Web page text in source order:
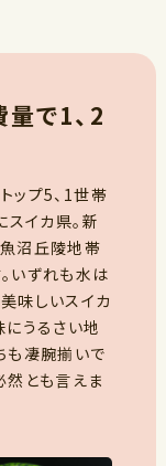
で1、2
ップ5、1世帯
イカ県。新
沼丘陵地帯
いずれも水は
味しいスイカ
うるさい地
も凄腕揃いで
然とも言えま